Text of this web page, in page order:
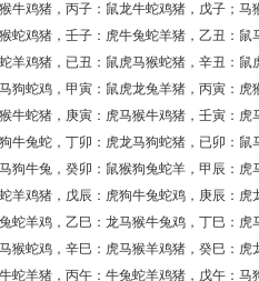
牛鸡猪，丙子：鼠龙牛蛇鸡猪，戊子；马
蛇鸡猪，壬子：虎牛兔蛇羊猪，乙丑：鼠
羊鸡猪，已丑：鼠虎马猴蛇猪，辛丑：鼠
狗蛇鸡，甲寅：鼠虎龙兔羊猪，丙寅：虎
牛蛇猪，庚寅：虎马猴牛鸡猪，壬寅：虎
牛兔蛇，丁卯：虎龙马狗蛇猪，已卯：鼠
狗牛兔，癸卯：鼠猴狗兔蛇羊，甲辰：虎
羊鸡猪，戊辰：虎狗牛兔蛇鸡，庚辰：虎
蛇羊鸡，乙巳：龙马猴牛兔鸡，丁巳：虎
猴蛇鸡，辛巳：虎马猴羊鸡猪，癸巳：虎
蛇羊猪，丙午：牛兔蛇羊鸡猪，戊午：马